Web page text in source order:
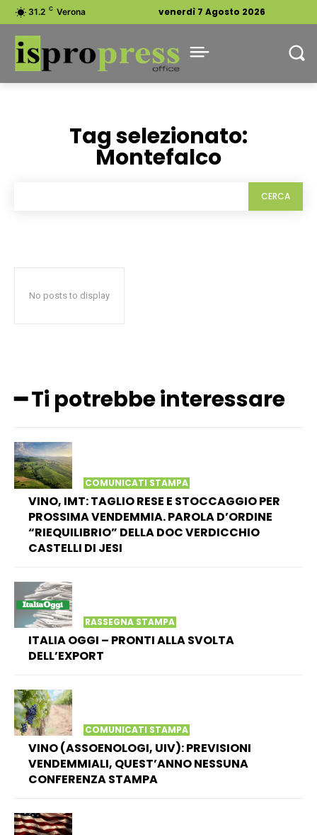
31.2 C Verona venerdì 7 Agosto 2026
Tag selezionato:
Montefalco
CERCA
No posts to display
━ Ti potrebbe interessare
COMUNICATI STAMPA
VINO, IMT: TAGLIO RESE E STOCCAGGIO PER
PROSSIMA VENDEMMIA. PAROLA D’ORDINE
“RIEQUILIBRIO” DELLA DOC VERDICCHIO
CASTELLI DI JESI
RASSEGNA STAMPA
ITALIA OGGI – PRONTI ALLA SVOLTA
DELL’EXPORT
COMUNICATI STAMPA
VINO (ASSOENOLOGI, UIV): PREVISIONI
VENDEMMIALI, QUEST’ANNO NESSUNA
CONFERENZA STAMPA